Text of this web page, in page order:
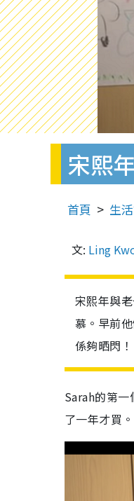
宋熙
首頁 生
文: Ling
宋熙年與
慕。早前
係夠晒閃！
Sarah的第
了一年才買